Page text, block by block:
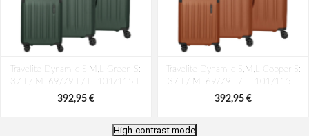
Travelite Dynamiic S,M,L Green S:
37 l / M: 69/79 l / L: 101/115 L
392,95 €
Travelite Dynamiic S,M,L Copper S:
37 l / M: 69/79 l / L: 101/115 L
392,95 €
High-contrast mode